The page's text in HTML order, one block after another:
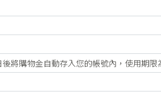
將購物金自動存入您的帳號內，使用期